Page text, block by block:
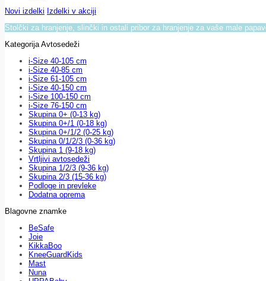
Novi izdelki Izdelki v akciji
Stolčki za hranjenje, slinčki in ostali pribor za hranjenje za vaše male
Kategorija Avtosedeži
i-Size 40-105 cm
i-Size 40-85 cm
i-Size 61-105 cm
i-Size 40-150 cm
i-Size 100-150 cm
i-Size 76-150 cm
Skupina 0+ (0-13 kg)
Skupina 0+/1 (0-18 kg)
Skupina 0+/1/2 (0-25 kg)
Skupina 0/1/2/3 (0-36 kg)
Skupina 1 (9-18 kg)
Vrtljivi avtosedeži
Skupina 1/2/3 (9-36 kg)
Skupina 2/3 (15-36 kg)
Podloge in prevleke
Dodatna oprema
Blagovne znamke
BeSafe
Joie
KikkaBoo
KneeGuardKids
Mast
Nuna